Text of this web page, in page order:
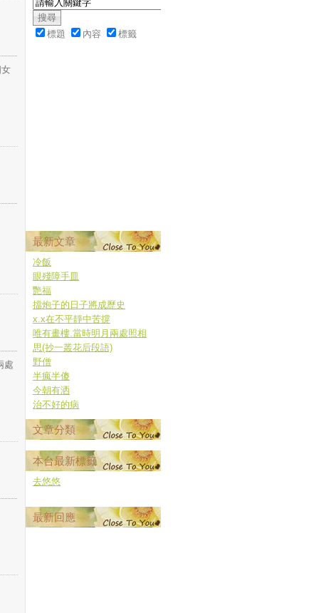
處
標題 內容 標籤
最新文章
冷飯
眼殘障手皿
艷福
擋炮子的日子將成歷史
x.x在不平靜中苦撐
唯有畫樓.當時明月兩處照相
思(抄一叢花后段語)
野僧
半瘋半傻
今朝有洒
治不好的病
文章分類
本台最新標籤
去悠悠
最新回應